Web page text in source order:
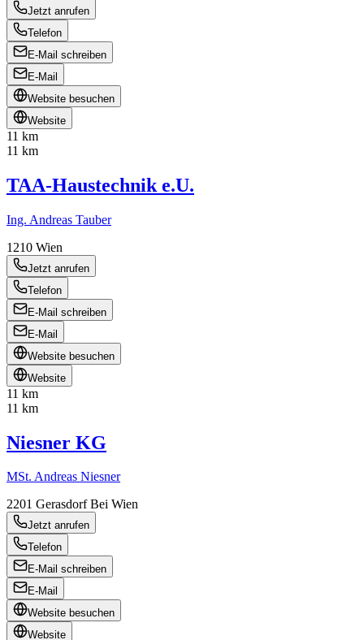
Jetzt anrufen
Telefon
E-Mail schreiben
E-Mail
Website besuchen
Website
11 km
11 km
TAA-Haustechnik e.U.
Ing. Andreas Tauber
1210 Wien
Jetzt anrufen
Telefon
E-Mail schreiben
E-Mail
Website besuchen
Website
11 km
11 km
Niesner KG
MSt. Andreas Niesner
2201 Gerasdorf Bei Wien
Jetzt anrufen
Telefon
E-Mail schreiben
E-Mail
Website besuchen
Website